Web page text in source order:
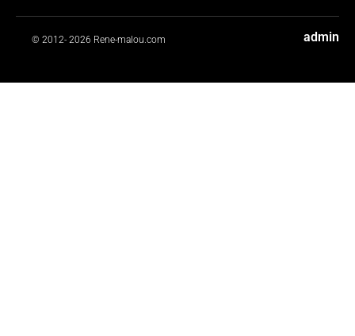
© 2012- 2026 Rene-malou.com admin